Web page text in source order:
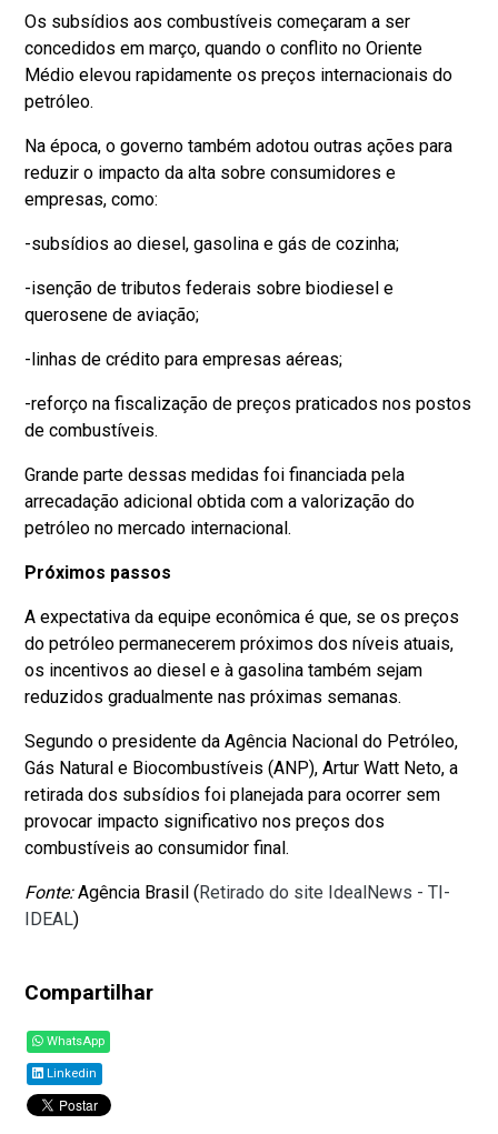
Os subsídios aos combustíveis começaram a ser
concedidos em março, quando o conflito no Oriente
Médio elevou rapidamente os preços internacionais do
petróleo.
Na época, o governo também adotou outras ações para
reduzir o impacto da alta sobre consumidores e
empresas, como:
-subsídios ao diesel, gasolina e gás de cozinha;
-isenção de tributos federais sobre biodiesel e
querosene de aviação;
-linhas de crédito para empresas aéreas;
-reforço na fiscalização de preços praticados nos postos
de combustíveis.
Grande parte dessas medidas foi financiada pela
arrecadação adicional obtida com a valorização do
petróleo no mercado internacional.
Próximos passos
A expectativa da equipe econômica é que, se os preços
do petróleo permanecerem próximos dos níveis atuais,
os incentivos ao diesel e à gasolina também sejam
reduzidos gradualmente nas próximas semanas.
Segundo o presidente da Agência Nacional do Petróleo,
Gás Natural e Biocombustíveis (ANP), Artur Watt Neto, a
retirada dos subsídios foi planejada para ocorrer sem
provocar impacto significativo nos preços dos
combustíveis ao consumidor final.
Fonte:Agência Brasil (Retirado do site IdealNews - TI-
IDEAL)
Compartilhar
WhatsApp
Linkedin